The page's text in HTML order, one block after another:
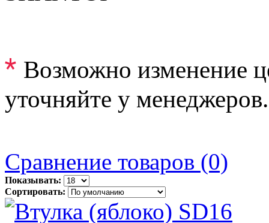
* Возможно изменение
уточняйте у менеджеров.
Сравнение товаров (0)
Показывать:
Сортировать: